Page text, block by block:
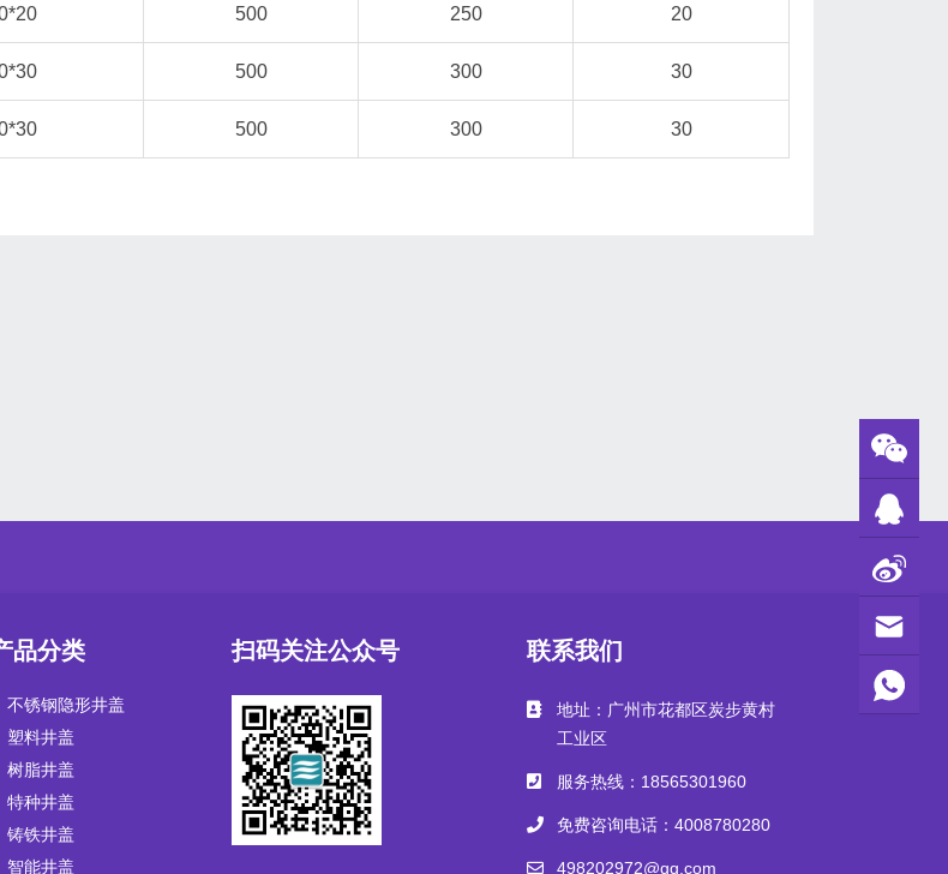
500 250 20
500 300 30
500 300 30
品分类
不锈钢隐形井盖
塑料井盖
树脂井盖
特种井盖
铸铁井盖
智能井盖
扫码关注公众号 联系我们
地址：广州市花都区炭步黄村
工业区
服务热线：18565301960
免费咨询电话：4008780280
498202972@qq.com